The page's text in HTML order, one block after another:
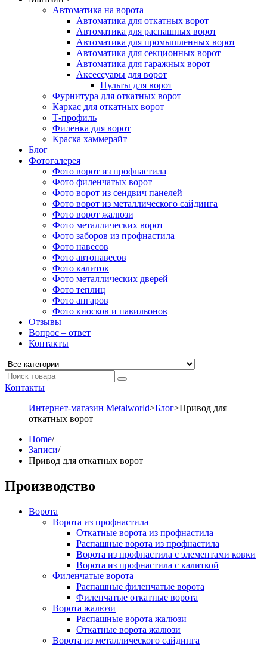
Автоматика на ворота
Автоматика для откатных ворот
Автоматика для распашных ворот
Автоматика для промышленных ворот
Автоматика для секционных ворот
Автоматика для гаражных ворот
Аксессуары для ворот
Пульты для ворот
Фурнитура для откатных ворот
Каркас для откатных ворот
Т-профиль
Филенка для ворот
Краска хаммерайт
Блог
Фотогалерея
Фото ворот из профнастила
Фото филенчатых ворот
Фото ворот из сендвич панелей
Фото ворот из металлического сайдинга
Фото ворот жалюзи
Фото металлических ворот
Фото заборов из профнастила
Фото навесов
Фото автонавесов
Фото калиток
Фото металлических дверей
Фото теплиц
Фото ангаров
Фото киосков и павильонов
Отзывы
Вопрос – ответ
Контакты
Контакты
Интернет-магазин Metalworld>Блог>Привод для
откатных ворот
Home/
Записи/
Привод для откатных ворот
Производство
Ворота
Ворота из профнастила
Откатные ворота из профнастила
Распашные ворота из профнастила
Ворота из профнастила с элементами ковки
Ворота из профнастила с калиткой
Филенчатые ворота
Распашные филенчатые ворота
Филенчатые откатные ворота
Ворота жалюзи
Распашные ворота жалюзи
Откатные ворота жалюзи
Ворота из металлического сайдинга